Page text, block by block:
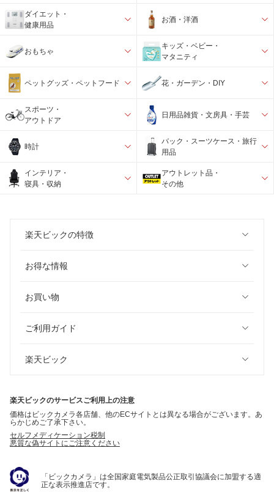
ダイエット・
健康用品
お酒・洋酒
おもちゃ
キッズ・ベビー・
マタニティ
ペットグッズ・ペットフード 花・ガーデン・DIY
スポーツ・
アウトドア
日用品雑貨・文房具・手芸
時計
バック・スーツケース・旅行
用品
インテリア・
寝具・収納
アウトレット品・
その他
楽天ビックの特徴
お得な情報
お買い物
ご利用ガイド
楽天ビック
楽天ビックのサービスご利用上の注意
価格はビックカメラ各店舗、他のECサイトとは異なる場合がございます。あ
らかじめご了承下さい。
セルフメディケーション税制
悪質な偽サイトにご注意ください
「ビックカメラ」は全国家庭電気製品公正取引協議会に加盟する適
正な表示推進店です。